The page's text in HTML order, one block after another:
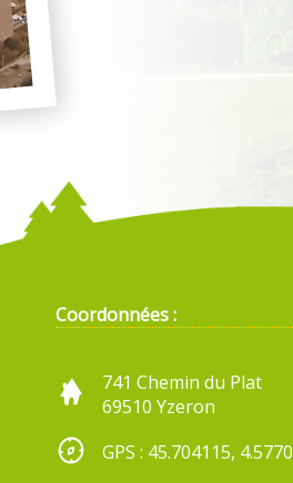
Coordonnées :
741 Chemin du Plat
69510 Yzeron
GPS : 45.704115,